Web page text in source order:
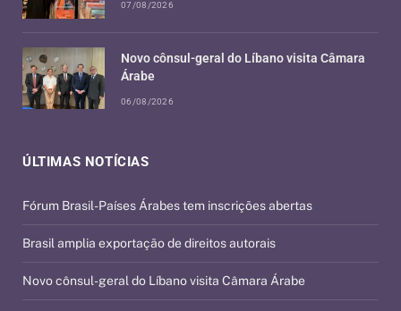
ÚLTIMAS NOTÍCIAS
Fórum Brasil-Países Árabes tem inscrições abertas
Brasil amplia exportação de direitos autorais
Novo cônsul-geral do Líbano visita Câmara Árabe
07/08/2026
Novo cônsul-geral do Líbano visita Câmara
Árabe
06/08/2026